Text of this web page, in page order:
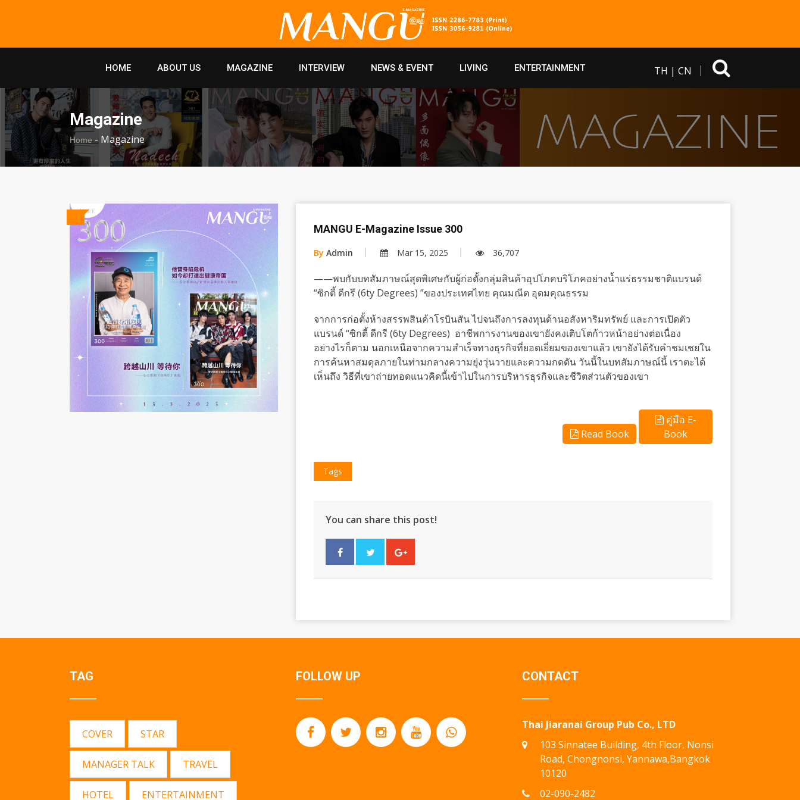
HOME ABOUT US MAGAZINE INTERVIEW NEWS & EVENT LIVING ENTERTAINMENT TH | CN
Magazine
Home - Magazine
MANGU E-Magazine Issue 300
By Admin Mar 15, 2025 36,707
——พบกับบทสัมภาษณ์สุดพิเศษกับผู้ก่อตั้งกลุ่มสินค้าอุปโภคบริโภคอย่างน้ำแร่ธรรมชาติแบรนด์
“ซิกตี้ ดีกรี (6ty Degrees) ”ของประเทศไทย คุณมณีต อุดมคุณธรรม
จากการก่อตั้งห้างสรรพสินค้าโรบินสัน ไปจนถึงการลงทุนด้านอสังหาริมทรัพย์ และการเปิดตัว
แบรนด์ “ซิกตี้ ดีกรี (6ty Degrees) อาชีพการงานของเขายังคงเติบโตก้าวหน้าอย่างต่อเนื่อง
อย่างไรก็ตาม นอกเหนือจากความสำเร็จทางธุรกิจที่ยอดเยี่ยมของเขาแล้ว เขายังได้รับคำชมเชยใน
การค้นหาสมดุลภายในท่ามกลางความยุ่งวุ่นวายและความกดดัน วันนี้ในบทสัมภาษณ์นี้ เราตะได้
เห็นถึง วิธีที่เขาถ่ายทอดแนวคิดนี้เข้าไปในการบริหารธุรกิจและชีวิตส่วนตัวของเขา
Read Book
คู่มือ E-
Book
Tags
You can share this post!
TAG
COVER STAR
MANAGER TALK TRAVEL
HOTEL ENTERTAINMENT
FOLLOW UP CONTACT
Thai Jiaranai Group Pub Co., LTD
103 Sinnatee Building, 4th Floor, Nonsi
Road, Chongnonsi, Yannawa,Bangkok
10120
02-090-2482